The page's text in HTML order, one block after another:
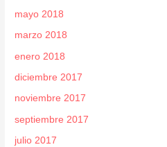
mayo 2018
marzo 2018
enero 2018
diciembre 2017
noviembre 2017
septiembre 2017
julio 2017